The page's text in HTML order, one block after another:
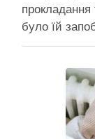
було їй
дерев
суботу, 8
почалася
Поділитися